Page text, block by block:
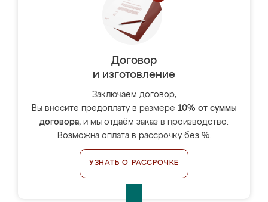
Договор
и изготовление
Заключаем договор,
Вы вносите предоплату в размере 10% от суммы
договора, и мы отдаём заказ в производство.
Возможна оплата в рассрочку без %.
УЗНАТЬ О РАССРОЧКЕ